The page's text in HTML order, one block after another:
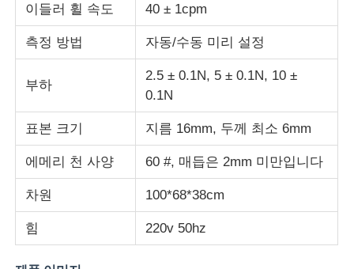
신발 테스트 장비
건축물 시험 장비
패키지 테스트 장비
접착기 시험 장비
직물 시험기
이들러 휠 속도 40 ± 1cpm
측정 방법 자동/수동 미리 설정
부하
2.5 ± 0.1N, 5 ± 0.1N, 10 ±
0.1N
표본 크기 지름 16mm, 두께 최소 6mm
에메리 천 사양 60 #, 매듭은 2mm 미만입니다
차원 100*68*38cm
힘 220v 50hz